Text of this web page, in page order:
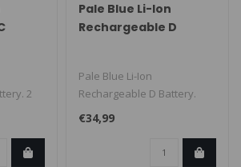
2
Pale Blue Li-Ion
Rechargeable D
Pale Blue Li-Ion
Rechargeable D Battery.
Met de geavanceerde
oplaadbare lithium ..
€34,99